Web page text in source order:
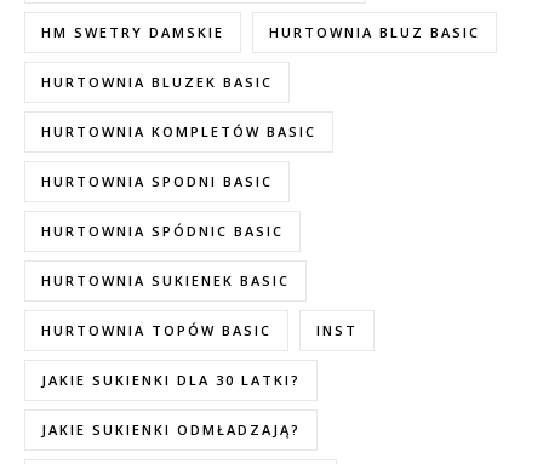
HM SWETRY DAMSKIE HURTOWNIA BLUZ BASIC
HURTOWNIA BLUZEK BASIC
HURTOWNIA KOMPLETÓW BASIC
HURTOWNIA SPODNI BASIC
HURTOWNIA SPÓDNIC BASIC
HURTOWNIA SUKIENEK BASIC
HURTOWNIA TOPÓW BASIC INST
JAKIE SUKIENKI DLA 30 LATKI?
JAKIE SUKIENKI ODMŁADZAJĄ?